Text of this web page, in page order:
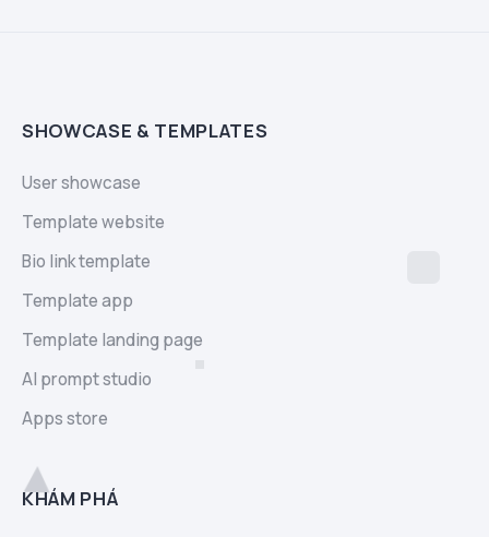
SHOWCASE & TEMPLATES
User showcase
Template website
Bio link template
Template app
Template landing page
AI prompt studio
Apps store
KHÁM PHÁ